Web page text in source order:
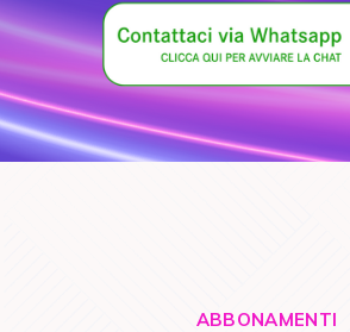
ABBONAMENTI